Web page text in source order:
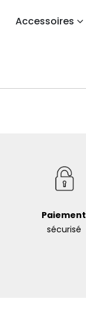
Accessoires
Paiement
sécurisé